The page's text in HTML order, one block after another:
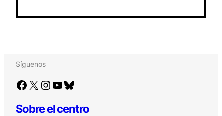
Síguenos
Facebook X Instagram YouTube Bluesky
Sobre el centro